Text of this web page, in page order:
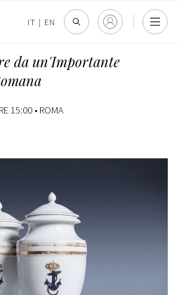
IT | EN
da un'Importante
15:00 • ROMA